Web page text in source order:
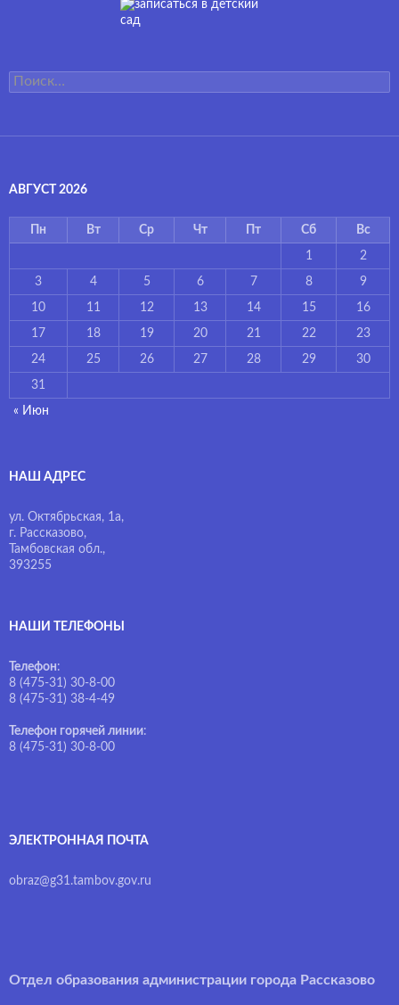
Найти:
АВГУСТ 2026
Пн Вт Ср Чт Пт Сб Вс
1 2
3 4 5 6 7 8 9
10 11 12 13 14 15 16
17 18 19 20 21 22 23
24 25 26 27 28 29 30
31
« Июн
НАШ АДРЕС
ул. Октябрьская, 1а,
г. Рассказово,
Тамбовская обл.,
393255
НАШИ ТЕЛЕФОНЫ
Телефон:
8 (475-31) 30-8-00
8 (475-31) 38-4-49
Телефон горячей линии:
8 (475-31) 30-8-00
ЭЛЕКТРОННАЯ ПОЧТА
obraz@g31.tambov.gov.ru
Отдел образования администрации города Рассказово